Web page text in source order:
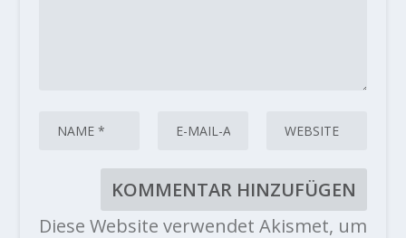
Diese Website verwendet Akismet, um